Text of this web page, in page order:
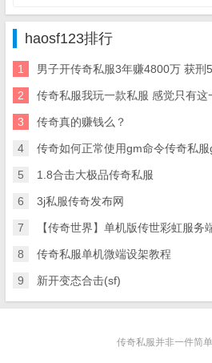
haosf123排行
1 男子开传奇私服3年赚4800万 获刑
2 传奇私服我玩一款私服 感觉只有这
3 传奇真的赚钱么？
4 传奇如何正常使用gm命令传奇私
5 1.8合击大极品传奇私服
6 3j私服传奇发布网
7 【传奇世界】单机版传世彩虹服务
8 传奇私服单机微端设架教程
9 新开变态合击(sf)
传奇私服并非一件简